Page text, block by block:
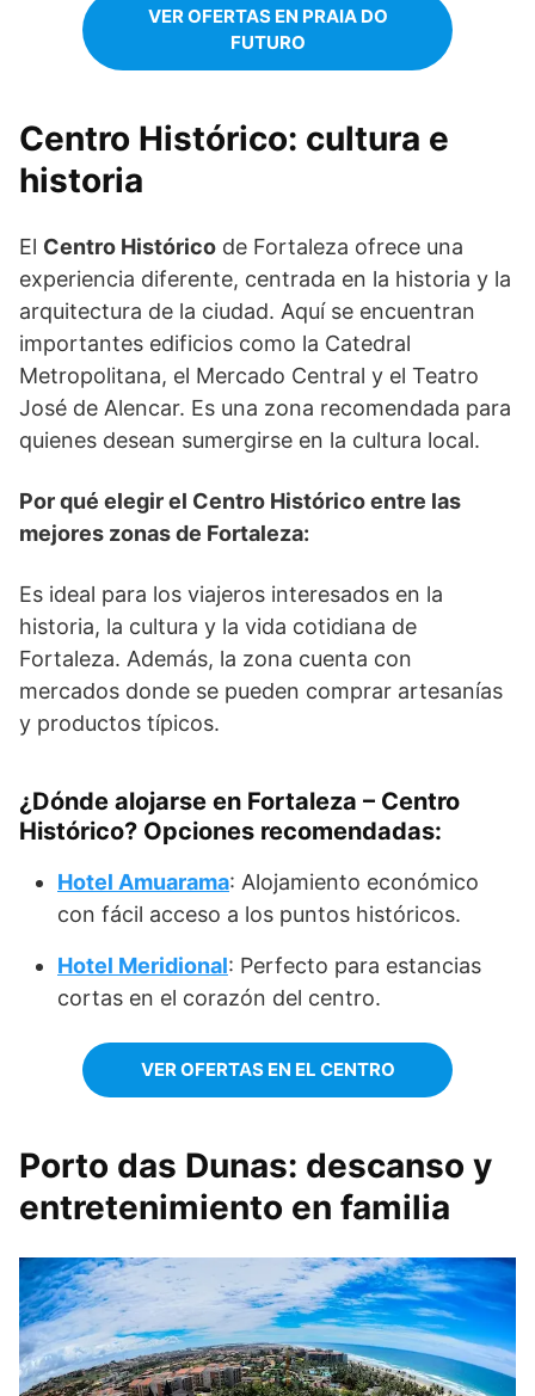
VER OFERTAS EN PRAIA DO
FUTURO
Centro Histórico: cultura e
historia
El Centro Histórico de Fortaleza ofrece una
experiencia diferente, centrada en la historia y la
arquitectura de la ciudad. Aquí se encuentran
importantes edificios como la Catedral
Metropolitana, el Mercado Central y el Teatro
José de Alencar. Es una zona recomendada para
quienes desean sumergirse en la cultura local.
Por qué elegir el Centro Histórico entre las
mejores zonas de Fortaleza:
Es ideal para los viajeros interesados en la
historia, la cultura y la vida cotidiana de
Fortaleza. Además, la zona cuenta con
mercados donde se pueden comprar artesanías
y productos típicos.
¿Dónde alojarse en Fortaleza – Centro
Histórico? Opciones recomendadas:
Hotel Amuarama: Alojamiento económico
con fácil acceso a los puntos históricos.
Hotel Meridional: Perfecto para estancias
cortas en el corazón del centro.
VER OFERTAS EN EL CENTRO
Porto das Dunas: descanso y
entretenimiento en familia